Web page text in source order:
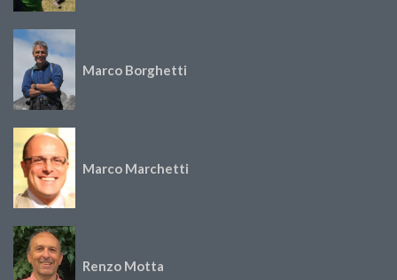
Marco Borghetti
Marco Marchetti
Renzo Motta